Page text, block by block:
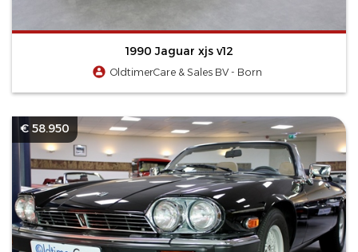
1990 Jaguar xjs v12
OldtimerCare & Sales BV - Born
€ 58.950